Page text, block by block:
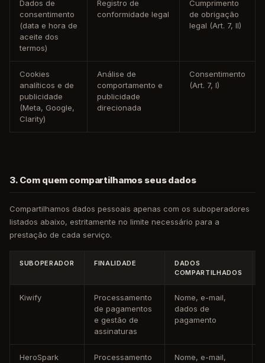
Dados de
consentimento
(data e hora de
aceite dos
termos)
Registro de
conformidade legal
Cumprimento
de obrigação
legal (Art. 7, II)
Cookies
analíticos e de
publicidade
(Meta, Google,
Clarity)
Análise de
comportamento e
publicidade
direcionada
Consentimento
(Art. 7, I)
3. Com quem compartilhamos seus dados
Compartilhamos dados pessoais apenas com os suboperadores
listados abaixo, estritamente no limite necessário para a
prestação de cada serviço.
SUBOPERADOR FINALIDADE
DADOS
COMPARTILHADOS
Kiwify
Processamento
de pagamentos
e gestão de
assinaturas
Nome, e-mail,
dados de
pagamento
HeroSpark
Processamento
Nome, e-mail,